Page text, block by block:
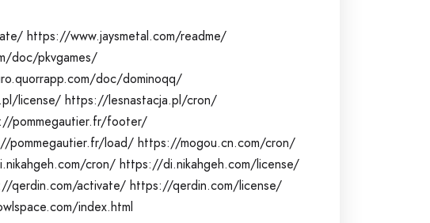
https://www.jaysmetal.com/readme/
doc/pkvgames/
doc/dominoqq/
license/ https://lesnastacja.pl/cron/
pommegautier.fr/footer/
pommegautier.fr/load/ https://mogou.cn.com/cron/
cron/ https://di.nikahgeh.com/license/
qerdin.com/activate/ https://qerdin.com/license/
index.html